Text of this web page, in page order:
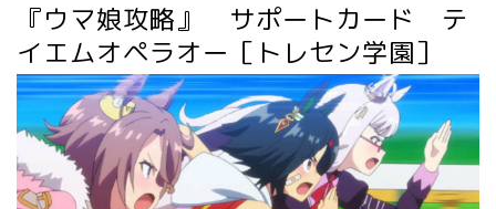
『ウマ娘攻略』 サポートカード テ
イエムオペラオー［トレセン学園］